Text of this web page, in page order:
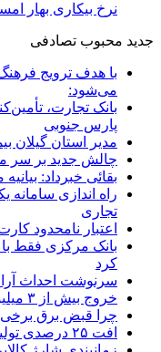
نرخ بیکاری بهار
جدید محبوب تصادفی
با هدف ترویج
می‌شود:
پارس جنوبی
مدیر استان گیلان
چالش جدید بر سر
بقائی خبرداد:
راه اندازی
تجاری
اعتبار نامحدود
کرد
سرنوشت احداث
خروج بیش از ۳ میلیون و ۳۵۲ هزار زائر از مرزهای کشور
چرا قبض برق
افت ۲۵ درصدی تولید خودروسازان